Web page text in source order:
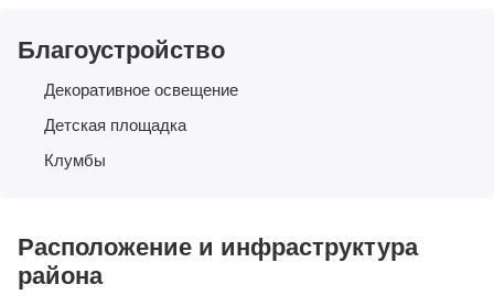
Благоустройство
Декоративное освещение
Детская площадка
Клумбы
Расположение и инфраструктура
района